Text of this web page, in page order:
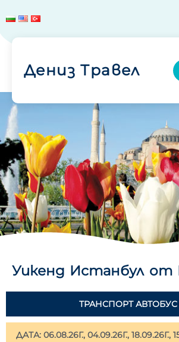
Дениз Травел
Уикенд Истанбул от
ТРАНСПОРТ АВТОБУС
ДАТА: 06.08.26Г., 04.09.26Г., 18.09.26Г.,